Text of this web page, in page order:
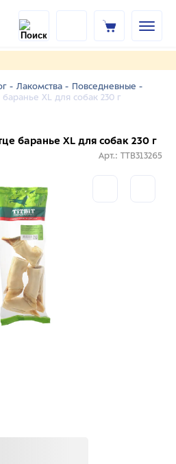
- Лакомства - Повседневные -
XL для собак 230 г
баранье XL для собак 230 г
Арт.: TTB313265